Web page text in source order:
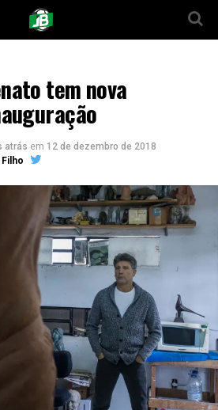
tem nova
atrás em 12 de dezembro de 2018